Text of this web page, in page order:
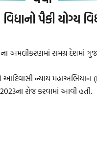
પૈકી યોગ્ય
અમલીકરણમાં સમગ્ર દેશમાં
આદિવાસી ન્યાય
રોજ કરવામાં આવી હતી.